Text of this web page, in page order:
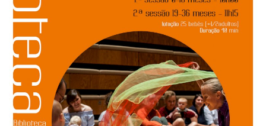
Ficha técnica
Cultura
Lazer